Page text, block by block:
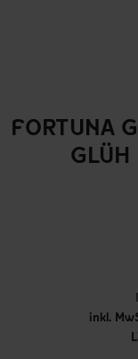
FORTUNA
LÜH
inkl.